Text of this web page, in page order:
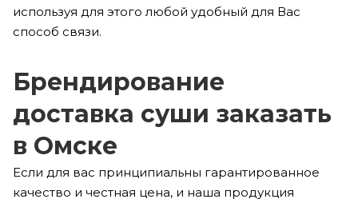
используя для этого любой удобный для Вас
способ связи.
Брендирование
доставка суши заказать
в Омске
Если для вас принципиальны гарантированное
качество и честная цена, и наша продукция